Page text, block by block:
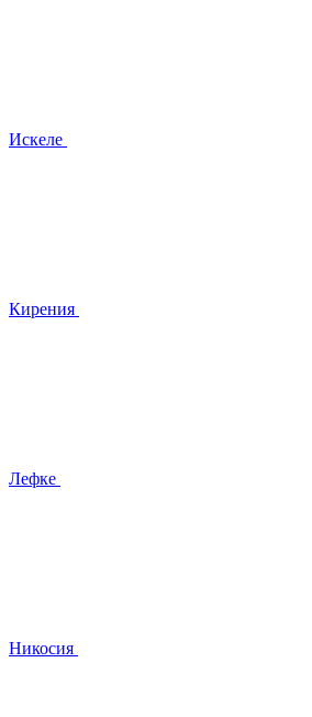
Искеле
Кирения
Лефке
Никосия